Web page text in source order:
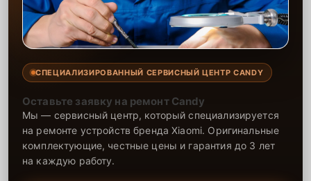
СПЕЦИАЛИЗИРОВАННЫЙ СЕРВИСНЫЙ ЦЕНТР CANDY
Оставьте заявку на ремонт Candy
Мы — сервисный центр, который специализируется
на ремонте устройств бренда Xiaomi. Оригинальные
комплектующие, честные цены и гарантия до 3 лет
на каждую работу.